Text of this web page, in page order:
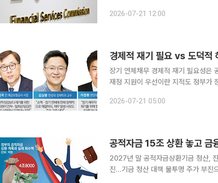
계됐다고 21일 밝혔다. 1997년 11월
2026-07-21 12:00
경제적 재기 필요 vs 도덕적
장기 연체채무 경제적 재기 필요성은
재정 지원이 우선이란 지적도 정부가 장기 연체채무자의 채무 정리에 속도를 내면서 ‘빚 탕감’의 사
나게 해 경제활동에 복귀시켜야 한다
2026-07-21 05:00
2027년 말 공적자금상환기금 청산,
진…기금 청산 대책 불투명 주가 부진으로 한화생명과 서울보증보험의 지분 매각이 지연되면서 15